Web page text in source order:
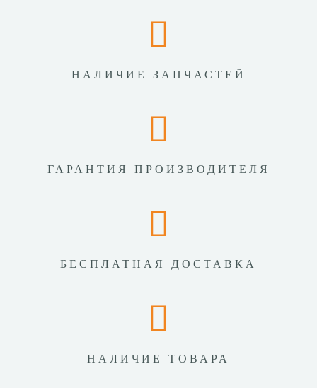
НАЛИЧИЕ ЗАПЧАСТЕЙ
ГАРАНТИЯ ПРОИЗВОДИТЕЛЯ
БЕСПЛАТНАЯ ДОСТАВКА
НАЛИЧИЕ ТОВАРА